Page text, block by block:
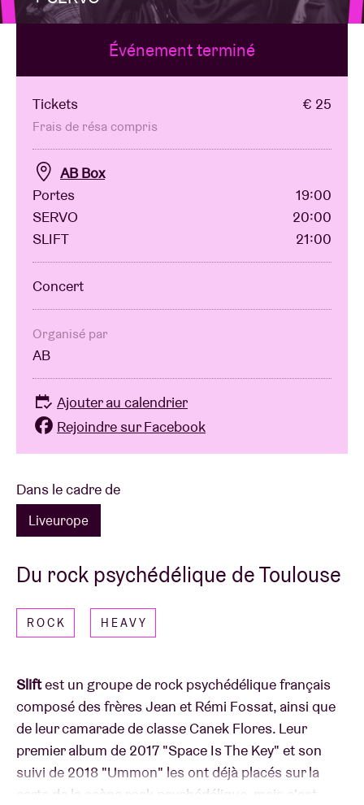
Location de salles
BRDCST
ABtv
Chèque-concert
À propos de l'AB
Contact
Dans le cadre de
Liveurope
Du rock psychédélique de Toulouse
ROCK HEAVY
Sliftest un groupe de rock psychédélique français
composé des frères Jean et Rémi Fossat, ainsi que
de leur camarade de classe Canek Flores. Leur
premier album de 2017 "Space Is The Key" et son
suivi de 2018 "Ummon" les ont déjà placés sur la
carte de la scène rock psychédélique, mais c'est
Événement terminé
Tickets € 25
Frais de résa compris
AB Box
Portes
19:00
SERVO
20:00
SLIFT
21:00
Concert
Organisé par
AB
Ajouter au calendrier
Rejoindre sur Facebook